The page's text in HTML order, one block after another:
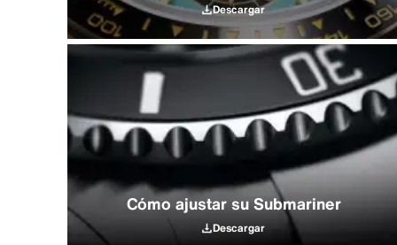
Descargar
Cómo ajustar su Submariner
Descargar